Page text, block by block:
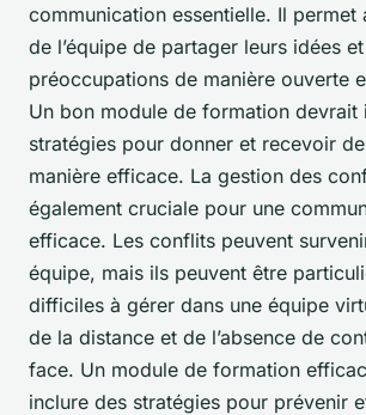
communication essentielle. Il permet
de l’équipe de partager leurs idées
préoccupations de manière ouverte
Un bon module de formation devrait
stratégies pour donner et recevoir
manière efficace. La gestion des
également cruciale pour une
efficace. Les conflits peuvent
équipe, mais ils peuvent être
difficiles à gérer dans une équipe
de la distance et de l’absence de
face. Un module de formation
inclure des stratégies pour prévenir